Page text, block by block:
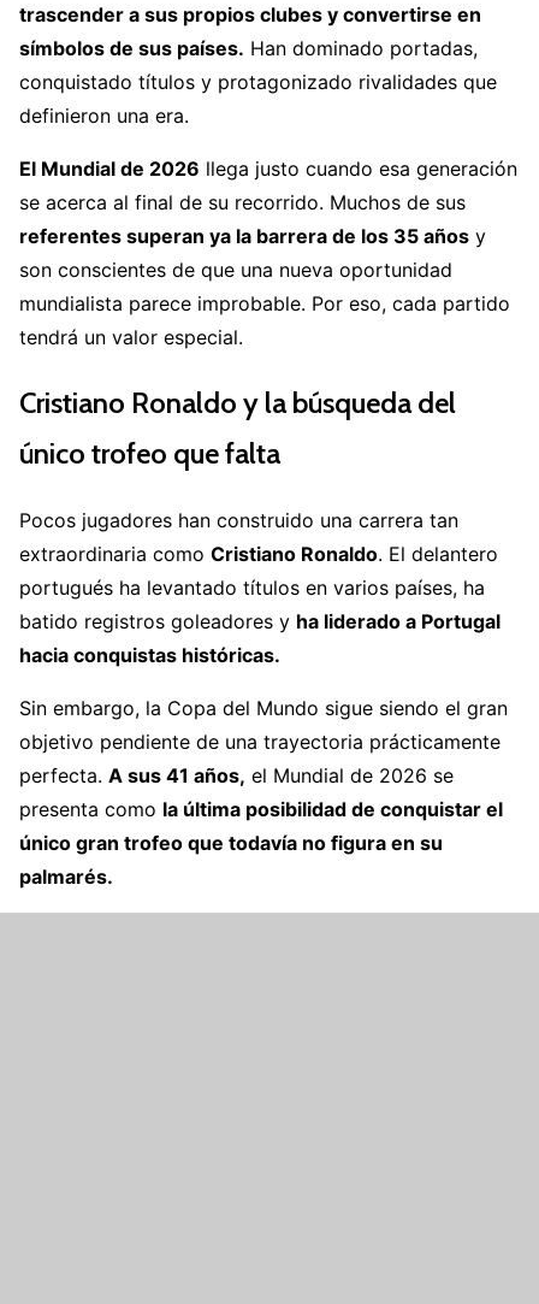
trascender a sus propios clubes y convertirse en
símbolos de sus países. Han dominado portadas,
conquistado títulos y protagonizado rivalidades que
definieron una era.
El Mundial de 2026 llega justo cuando esa generación
se acerca al final de su recorrido. Muchos de sus
referentes superan ya la barrera de los 35 años y
son conscientes de que una nueva oportunidad
mundialista parece improbable. Por eso, cada partido
tendrá un valor especial.
Cristiano Ronaldo y la búsqueda del
único trofeo que falta
Pocos jugadores han construido una carrera tan
extraordinaria como Cristiano Ronaldo. El delantero
portugués ha levantado títulos en varios países, ha
batido registros goleadores y ha liderado a Portugal
hacia conquistas históricas.
Sin embargo, la Copa del Mundo sigue siendo el gran
objetivo pendiente de una trayectoria prácticamente
perfecta. A sus 41 años, el Mundial de 2026 se
presenta como la última posibilidad de conquistar el
único gran trofeo que todavía no figura en su
palmarés.